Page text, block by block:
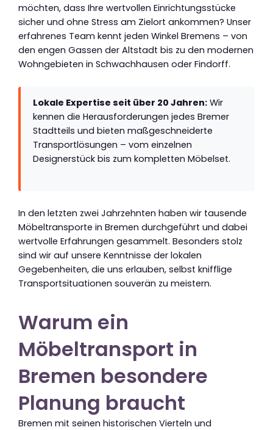
möchten, dass Ihre wertvollen Einrichtungsstücke
sicher und ohne Stress am Zielort ankommen? Unser
erfahrenes Team kennt jeden Winkel Bremens – von
den engen Gassen der Altstadt bis zu den modernen
Wohngebieten in Schwachhausen oder Findorff.
Lokale Expertise seit über 20 Jahren: Wir
kennen die Herausforderungen jedes Bremer
Stadtteils und bieten maßgeschneiderte
Transportlösungen – vom einzelnen
Designerstück bis zum kompletten Möbelset.
In den letzten zwei Jahrzehnten haben wir tausende
Möbeltransporte in Bremen durchgeführt und dabei
wertvolle Erfahrungen gesammelt. Besonders stolz
sind wir auf unsere Kenntnisse der lokalen
Gegebenheiten, die uns erlauben, selbst knifflige
Transportsituationen souverän zu meistern.
Warum ein
Möbeltransport in
Bremen besondere
Planung braucht
Bremen mit seinen historischen Vierteln und